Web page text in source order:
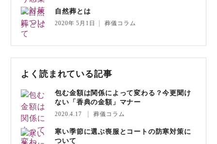
自然葬とは
2020年 5月1日 葬儀コラム
よく読まれている記事
包む金額は関係によって変わる？今更聞け
ない「香典の金額」マナー
2020.4.17 葬儀コラム
寒い季節に選ぶ喪服とコートの防寒対策に
ついて